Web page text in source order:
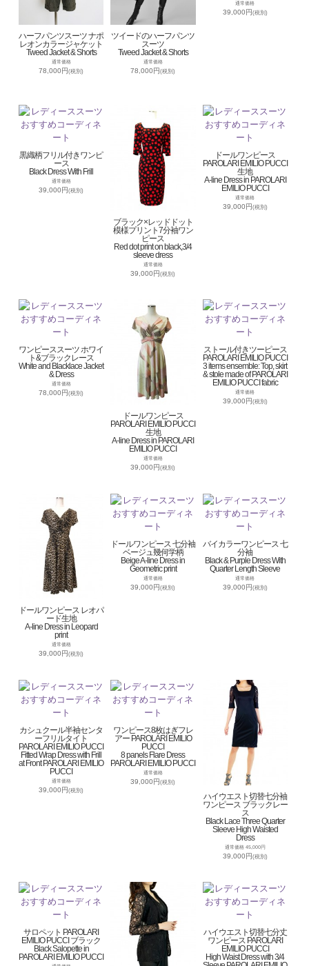
ハーフパンツスーツ ナポ
レオンカラージャケット
Tweed Jacket & Shorts
通常価格
78,000円(税別)
ツイードのハーフパンツ
スーツ
Tweed Jacket & Shorts
通常価格
78,000円(税別)
通常価格
39,000円 (税別)
黒織柄フリル付きワンピ
ース
Black Dress With Frill
通常価格
39,000円(税別)
ブラック×レッドドット
模様プリント7分袖ワン
ピース
Red dot print on black,3/4
sleeve dress
通常価格
39,000円(税別)
ドールワンピース
PAROLARI EMILIO PUCCI
生地
A-line Dress in PAROLARI
EMILIO PUCCI
通常価格
39,000円 (税別)
ワンピーススーツ ホワイ
ト&ブラックレース
White and Blacklace Jacket
& Dress
通常価格
78,000円(税別)
ドールワンピース
PAROLARI EMILIO PUCCI
生地
A-line Dress in PAROLARI
EMILIO PUCCI
通常価格
39,000円(税別)
ストール付きツーピース
PAROLARI EMILIO PUCCI
3 items ensemble: Top, skirt
& stole made of PAROLARI
EMILIO PUCCI fabric
通常価格
39,000円(税別)
ドールワンピース レオパ
ード生地
A-line Dress in Leopard
print
通常価格
39,000円(税別)
ドールワンピース 七分袖
ベージュ幾何学柄
Beige A-line Dress in
Geometric print
通常価格
39,000円(税別)
バイカラーワンピース 七
分袖
Black & Purple Dress With
Quarter Length Sleeve
通常価格
39,000円(税別)
カシュクール半袖センタ
ーフリルタイト
PAROLARI EMILIO PUCCI
Fitted Wrap Dress with Frill
at Front PAROLARI EMILIO
PUCCI
通常価格
39,000円(税別)
ワンピース8枚はぎフレ
アー PAROLARI EMILIO
PUCCI
8 panels Flare Dress
PAROLARI EMILIO PUCCI
通常価格
39,000円(税別)
ハイウエスト切替七分袖
ワンピース ブラックレー
ス
Black Lace Three Quarter
Sleeve High Waisted
Dress
通常価格 45,000円
39,000円(税別)
サロペット PAROLARI
EMILIO PUCCI ブラック
Black Salopette in
PAROLARI EMILIO PUCCI
ハイウエスト切替七分丈
ワンピース PAROLARI
EMILIO PUCCI
High Waist Dress with 3/4